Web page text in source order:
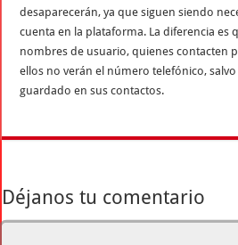
desaparecerán, ya que siguen siendo
cuenta en la plataforma. La diferencia es
nombres de usuario, quienes contacten
ellos no verán el número telefónico,
guardado en sus contactos.
Déjanos tu comentario